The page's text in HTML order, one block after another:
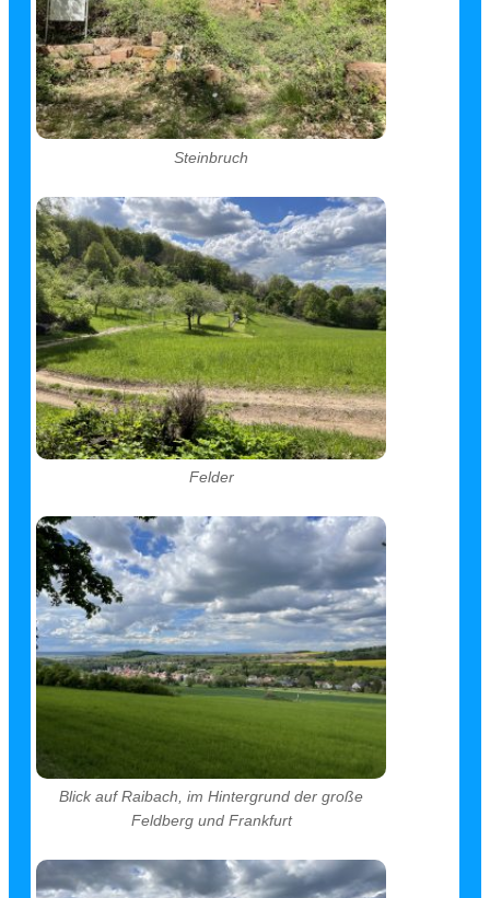
Steinbruch
Felder
Blick auf Raibach, im Hintergrund der große
Feldberg und Frankfurt